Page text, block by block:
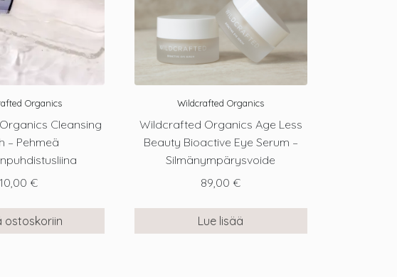
Organics
Cleansing
– Pehmeä
10,00 €
ostoskoriin
Wildcrafted Organics
Wildcrafted Organics Age Less
Beauty Bioactive Eye Serum –
Silmänympärysvoide
89,00 €
Lue lisää